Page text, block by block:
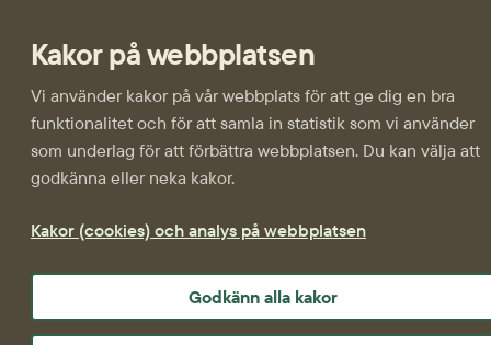
Kakor på webbplatsen
Vi använder kakor på vår webbplats för att ge dig en bra
funktionalitet och för att samla in statistik som vi använder
som underlag för att förbättra webbplatsen. Du kan välja att
godkänna eller neka kakor.
Kakor (cookies) och analys på webbplatsen
Godkänn alla kakor